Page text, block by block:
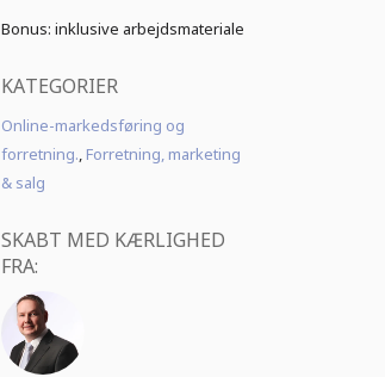
Bonus: inklusive arbejdsmateriale
KATEGORIER
Online-markedsføring og
forretning., Forretning, marketing
& salg
SKABT MED KÆRLIGHED
FRA: